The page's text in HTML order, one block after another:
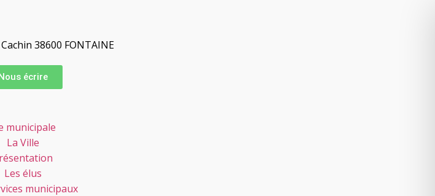
38600 FONTAINE
écrire
municipale
La Ville
Les élus
municipaux